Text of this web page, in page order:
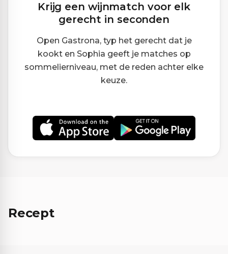
Krijg een wijnmatch voor elk
gerecht in seconden
Open Gastrona, typ het gerecht dat je
kookt en Sophia geeft je matches op
sommelierniveau, met de reden achter elke
keuze.
Recept